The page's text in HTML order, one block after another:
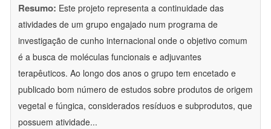
Resumo: Este projeto representa a continuidade das
atividades de um grupo engajado num programa de
investigação de cunho internacional onde o objetivo comum
é a busca de moléculas funcionais e adjuvantes
terapêuticos. Ao longo dos anos o grupo tem encetado e
publicado bom número de estudos sobre produtos de origem
vegetal e fúngica, considerados resíduos e subprodutos, que
possuem atividade...